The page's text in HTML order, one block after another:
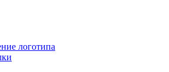
логотипа